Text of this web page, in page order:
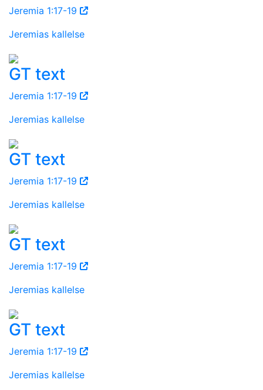
Jeremia 1:17-19
Jeremias kallelse
GT text
Jeremia 1:17-19
Jeremias kallelse
GT text
Jeremia 1:17-19
Jeremias kallelse
GT text
Jeremia 1:17-19
Jeremias kallelse
GT text
Jeremia 1:17-19
Jeremias kallelse